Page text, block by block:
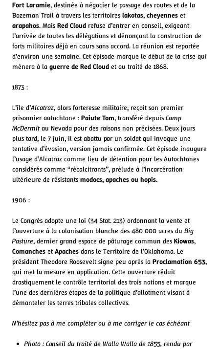
Fort Laramie, destinée à négocier le passage des routes et de la
Bozeman Trail à travers les territoires lakotas, cheyennes et
arapahos. Mais Red Cloud refuse d’entrer en conseil, exigeant
l’arrivée de toutes les délégations et dénonçant la construction de
forts militaires déjà en cours sans accord. La réunion est reportée
d’environ une semaine. Cet épisode marque le début de la crise qui
mènera à la guerre de Red Cloud et au traité de 1868.
1873 :
L’île d’Alcatraz, alors forteresse militaire, reçoit son premier
prisonnier autochtone : Paiute Tom, transféré depuis Camp
McDermitau Nevada pour des raisons non précisées. Deux jours
plus tard, le 7 juin, il est abattu par un soldat qui invoque une
tentative d’évasion, version jamais confirmée. Cet épisode inaugure
l’usage d’Alcatraz comme lieu de détention pour les Autochtones
considérés comme “récalcitrants”, prélude à l’incarcération
ultérieure de résistants modocs, apaches ou hopis.
1906 :
Le Congrès adopte une loi (34 Stat. 213) ordonnant la vente et
l’ouverture à la colonisation blanche des 480 000 acres du Big
Pasture, dernier grand espace de pâturage commun des Kiowas,
Comanches et Apaches dans le Territoire de l’Oklahoma. Le
président Theodore Roosevelt signe peu après la Proclamation 653,
qui met la mesure en application. Cette ouverture réduit
drastiquement le contrôle territorial des trois nations et marque
l’une des dernières étapes de la politique d’allotment visant à
démanteler les terres tribales collectives.
N’hésitez pas à me compléter ou à me corriger le cas échéant
Photo : Conseil du traité de Walla Walla de 1855, rendu par